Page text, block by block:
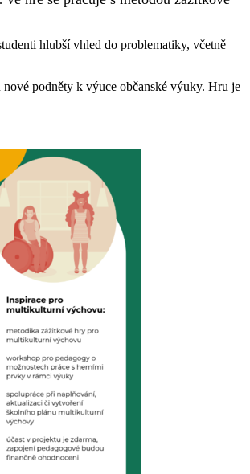
hlubší vhled do problematiky, včetně
podněty k výuce občanské výuky. Hru je